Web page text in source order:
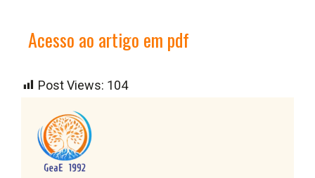
Acesso ao artigo em pdf
Post Views: 104